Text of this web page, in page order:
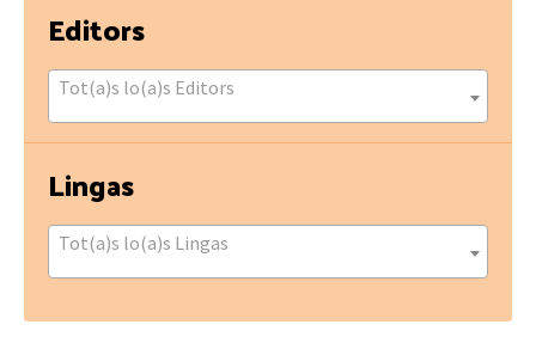
Editors
Tot(a)s lo(a)s Editors
Lingas
Tot(a)s lo(a)s Lingas